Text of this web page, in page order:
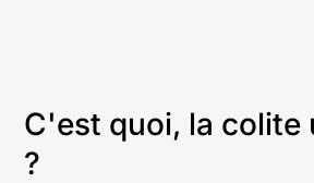
C'est quoi, la colite
?